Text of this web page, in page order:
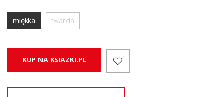
miękka twarda
KUP NA KSIAZKI.PL